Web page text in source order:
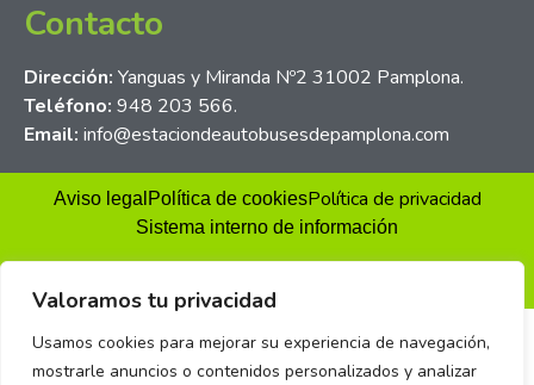
Valoramos tu privacidad
Usamos cookies para mejorar su experiencia de navegación,
mostrarle anuncios o contenidos personalizados y analizar
Contacto
Dirección: Yanguas y Miranda Nº2 31002 Pamplona.
Teléfono: 948 203 566.
Email: info@estaciondeautobusesdepamplona.com
Aviso legal Política de cookiesPolítica de privacidad
Sistema interno de información